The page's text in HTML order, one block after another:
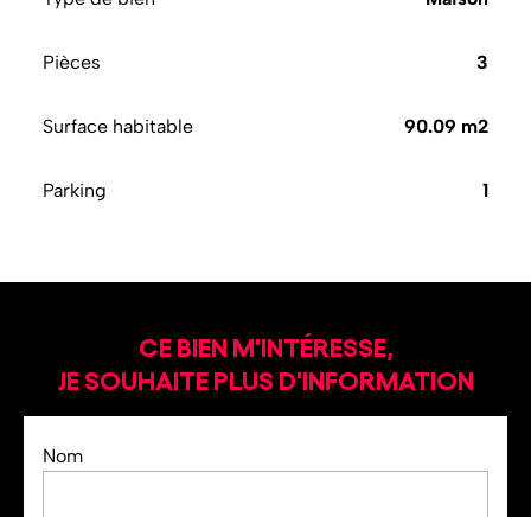
Pièces 3
Surface habitable 90.09 m2
Parking 1
CE BIEN M'INTÉRESSE,
JE SOUHAITE PLUS D'INFORMATION
Nom